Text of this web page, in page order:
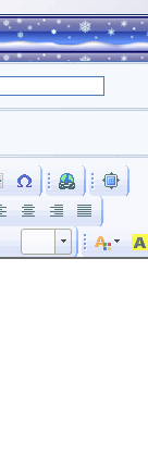
Kích cỡ phông